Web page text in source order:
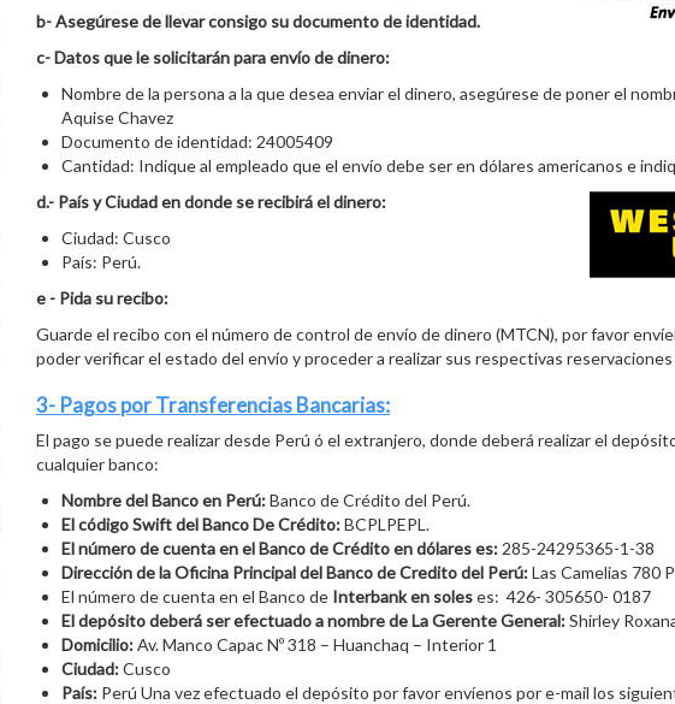
b- Asegúrese de llevar consigo su documento de identidad.
c- Datos que le solicitarán para envío de dinero:
Nombre de la persona a la que desea enviar el dinero, asegúrese de poner el
Aquise Chavez
Documento de identidad: 24005409
Cantidad: Indique al empleado que el envío debe ser en dólares americanos e
d.- País y Ciudad en donde se recibirá el dinero:
Ciudad: Cusco
País: Perú.
e - Pida su recibo:
Guarde el recibo con el número de control de envío de dinero (MTCN), por favor
poder verificar el estado del envío y proceder a realizar sus respectivas
3- Pagos por Transferencias Bancarias:
El pago se puede realizar desde Perú ó el extranjero, donde deberá realizar el
cualquier banco:
Nombre del Banco en Perú:Banco de Crédito del Perú.
El código Swift del Banco De Crédito:BCPLPEPL.
El número de cuenta en el Banco de Crédito en dólares es: 285-24295365-1-38
Dirección de la Oficina Principal del Banco de Credito del Perú:Las Camelias 780
El número de cuenta en el Banco de Interbank en soleses: 426- 305650- 0187
El depósito deberá ser efectuado a nombre de La Gerente General:Shirley
Domicilio:Av. Manco Capac Nº 318 – Huanchaq – Interior 1
Ciudad:Cusco
País: Perú Una vez efectuado el depósito por favor envíenos por e-mail los